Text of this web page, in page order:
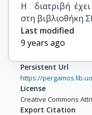
H  διατριβή
στη βιβλιοθήκη
Last modified
9 years ago
Persistent Url
https://
License
Creative Commons
Export Citation